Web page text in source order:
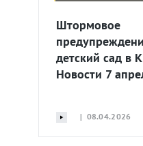
Штормовое
детский сад в
Новости 7
| 08.04.2026